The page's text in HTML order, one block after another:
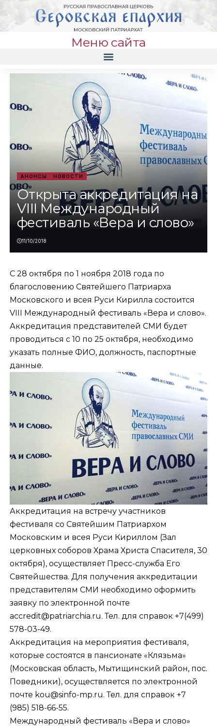
Меню сайта
АНОНСЫ НОВОСТИ
Открыта аккредитация на
VIII Международный
фестиваль «Вера и слово»
11/10/2018
С 28 октября по 1 ноября 2018 года по
благословению Святейшего Патриарха
Московского и всея Руси Кирилла состоится
VIII Международный фестиваль «Вера и слово».
Аккредитация представителей СМИ будет
проводиться с 10 по 25 октября, необходимо
указать полные ФИО, должность, паспортные
данные.
Аккредитация на встречу участников
фестиваля со Святейшим Патриархом
Московским и всея Руси Кириллом (Зал
церковных соборов Храма Христа Спасителя, 30
октября), осуществляет Пресс-служба Его
Святейшества. Для получения аккредитации
представителям СМИ необходимо оформить
заявку по электронной почте
accredit@patriarchia.ru. Тел. для справок +7(499)
578-03-49.
Аккредитация на мероприятия фестиваля,
которые состоятся в пансионате «Клязьма»
(Московская область, Мытищинский район, пос.
Поведники), осуществляется по электронной
почте kou@sinfo-mp.ru. Тел. для справок +7
(985) 518-66-55.
Международный фестиваль «Вера и слово»